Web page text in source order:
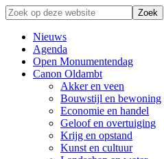
Zonder
verleden
geen
toekomst
Zoek
op
deze
website
Nieuws
Agenda
Open Monumentendag
Canon Oldambt
Akker en veen
Bouwstijl en bewoning
Economie en handel
Geloof en overtuiging
Krijg en opstand
Kunst en cultuur